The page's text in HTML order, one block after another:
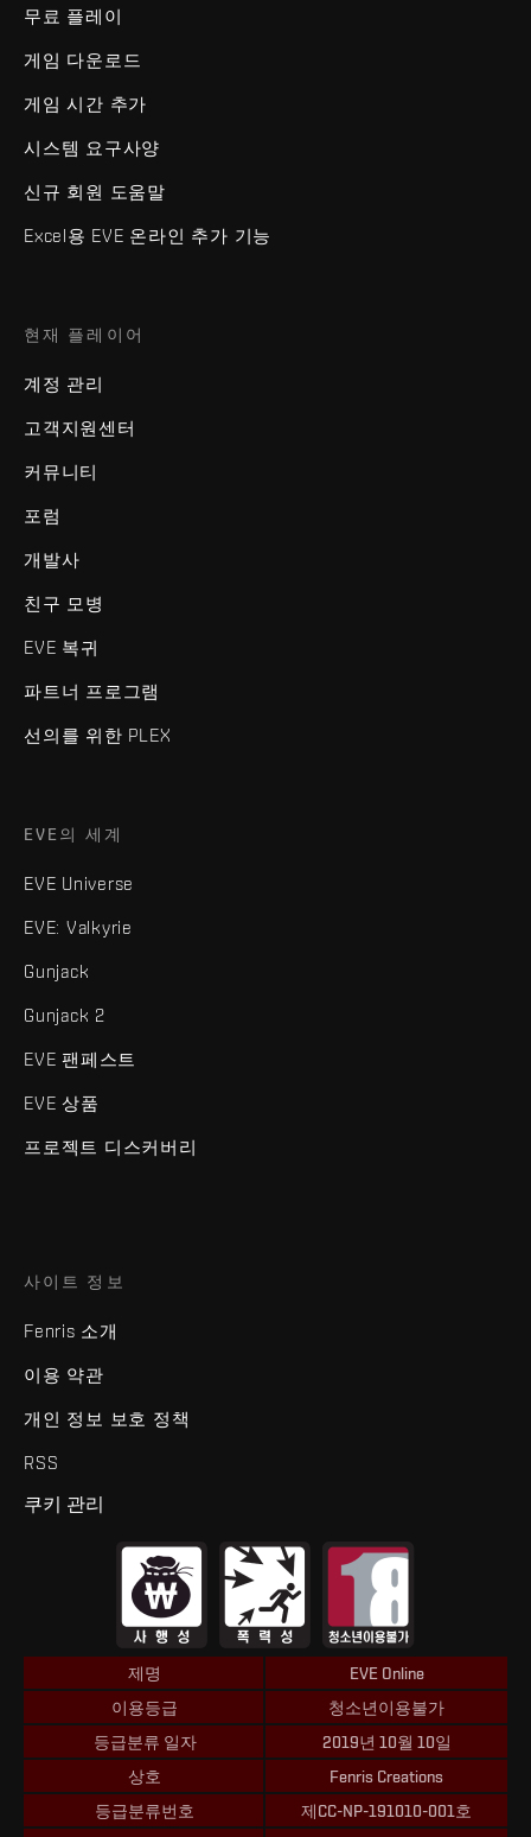
무료 플레이
게임 다운로드
게임 시간 추가
시스템 요구사양
신규 회원 도움말
Excel용 EVE 온라인 추가 기능
현재 플레이어
계정 관리
고객지원센터
커뮤니티
포럼
개발사
친구 모병
EVE 복귀
파트너 프로그램
선의를 위한 PLEX
EVE의 세계
EVE Universe
EVE: Valkyrie
Gunjack
Gunjack 2
EVE 팬페스트
EVE 상품
프로젝트 디스커버리
사이트 정보
Fenris 소개
이용 약관
개인 정보 보호 정책
RSS
쿠키 관리
제명
EVE Online
이용등급
청소년이용불가
등급분류 일자
2019년 10월 10일
상호
Fenris Creations
등급분류번호
제CC-NP-191010-001호